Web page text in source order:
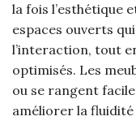
la fois l’esthétique
espaces ouverts
l’interaction, tout
optimisés. Les
ou se rangent
améliorer la